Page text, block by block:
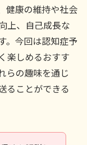
健康の維持や社会
上、自己成長な
。今回は認知症予
楽しめるおすす
らの趣味を通じ
ることができる